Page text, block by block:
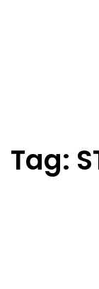
Tag: